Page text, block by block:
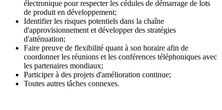
électronique pour respecter les cédules de démarrage de lots
de produit en développement;
Identifier les risques potentiels dans la chaîne
d'approvisionnement et développer des stratégies
d'atténuation;
Faire preuve de flexibilité quant à son horaire afin de
coordonner les réunions et les conférences téléphoniques avec
les partenaires mondiaux;
Participer à des projets d'amélioration continue;
Toutes autres tâches connexes.